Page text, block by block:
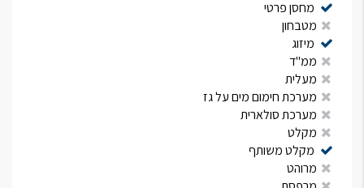
מחסן פרטי
מטבחון
מיזוג
ממ"ד
מעלית
מערכת חימום מים על גז
מערכת סולארית
מקלט
מקלט משותף
מרוהט